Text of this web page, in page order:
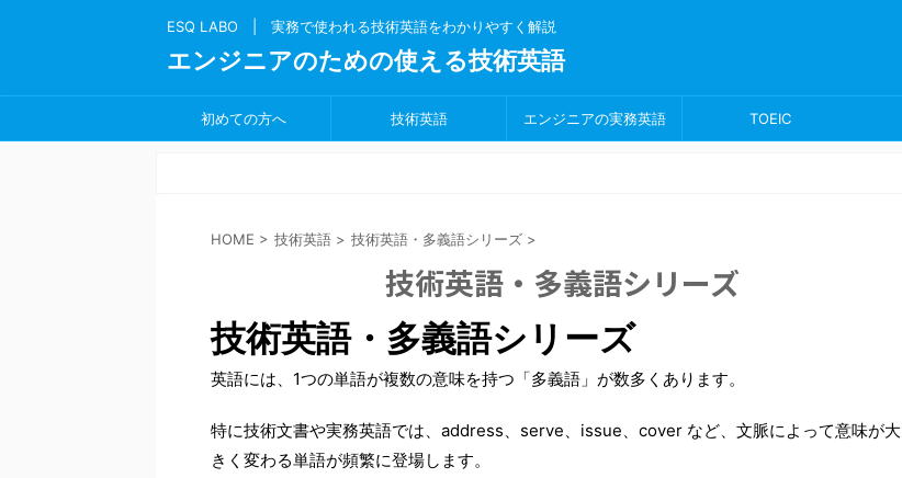
ESQ LABO | 実務で使われる技術英語をわかりやすく解説
エンジニアのための使える技術英語
初めての方へ 技術英語 エンジニアの実務英語 TOEIC
HOME > 技術英語 > 技術英語・多義語シリーズ >
技術英語・多義語シリーズ
技術英語・多義語シリーズ
英語には、1つの単語が複数の意味を持つ「多義語」が数多くあります。
特に技術文書や実務英語では、address、serve、issue、cover など、文脈によって意味が大
きく変わる単語が頻繁に登場します。